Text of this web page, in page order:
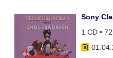
Sony
1 CD •